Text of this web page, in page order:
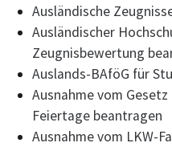
Ausländische
Ausländischer
Zeugnisbewertung
Auslands-BAföG für
Ausnahme vom
Feiertage beantragen
Ausnahme vom LKW-